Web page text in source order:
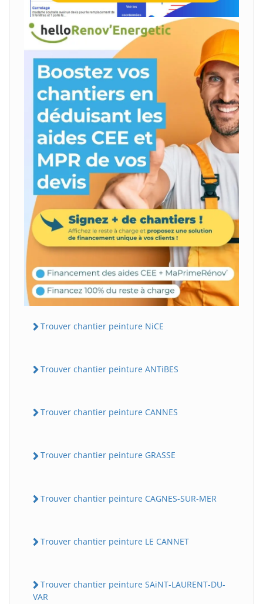
Trouver chantier peinture NiCE
Trouver chantier peinture ANTiBES
Trouver chantier peinture CANNES
Trouver chantier peinture GRASSE
Trouver chantier peinture CAGNES-SUR-MER
Trouver chantier peinture LE CANNET
Trouver chantier peinture SAiNT-LAURENT-DU-
VAR